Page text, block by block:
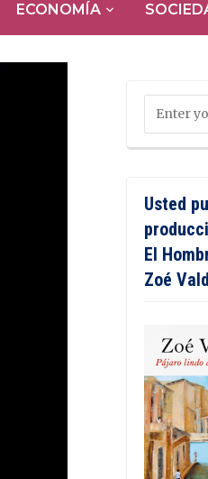
ECONOMÍA
Usted
El
Zoé